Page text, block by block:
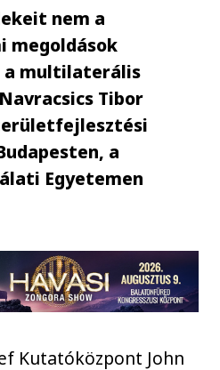
nem a
megoldások
a multilaterális
Tibor
a
Egyetemen
Kutatóközpont John